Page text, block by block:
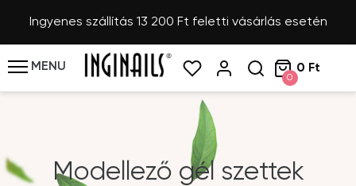
Ingyenes szállítás 13 200 Ft feletti vásárlás esetén
MENU
0
0 Ft
Modellező gél szettek